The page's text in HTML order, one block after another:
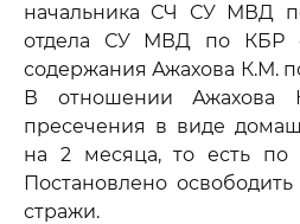
начальника СЧ СУ МВД
отдела СУ МВД по КБР
содержания Ажахова К.М.
В отношении Ажахова
пресечения в виде
на 2 месяца, то есть по
Постановлено
стражи.